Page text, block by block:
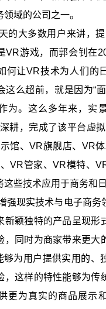
域的公司之一。
的大多数用户来讲，
VR游戏，而郭会钊在
何让VR技术为人们的
这么超前，就是因为“
为。这么多年来，实
耕，完成了该平台虚
馆、VR旗舰店、VR
VR管家、VR模特、
些技术应用于商务和日
强现实技术与电子商务
新颖独特的产品呈现形
，同时为商家带来更大
够为用户提供实用的、
，这样的特性能够为传
更为真实的商品展示